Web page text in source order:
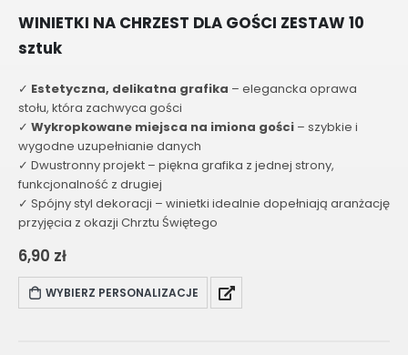
WINIETKI NA CHRZEST DLA GOŚCI ZESTAW 10
sztuk
✓ Estetyczna, delikatna grafika – elegancka oprawa
stołu, która zachwyca gości
✓ Wykropkowane miejsca na imiona gości – szybkie i
wygodne uzupełnianie danych
✓ Dwustronny projekt – piękna grafika z jednej strony,
funkcjonalność z drugiej
✓ Spójny styl dekoracji – winietki idealnie dopełniają aranżację
przyjęcia z okazji Chrztu Świętego
6,90 zł
WYBIERZ PERSONALIZACJE